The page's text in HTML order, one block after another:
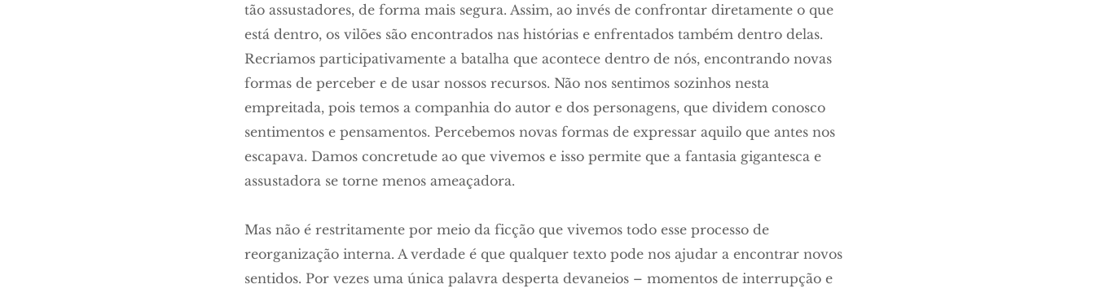
tão assustadores, de forma mais segura. Assim, ao invés de confrontar diretamente o que
está dentro, os vilões são encontrados nas histórias e enfrentados também dentro delas.
Recriamos participativamente a batalha que acontece dentro de nós, encontrando novas
formas de perceber e de usar nossos recursos. Não nos sentimos sozinhos nesta
empreitada, pois temos a companhia do autor e dos personagens, que dividem conosco
sentimentos e pensamentos. Percebemos novas formas de expressar aquilo que antes nos
escapava. Damos concretude ao que vivemos e isso permite que a fantasia gigantesca e
assustadora se torne menos ameaçadora.
Mas não é restritamente por meio da ficção que vivemos todo esse processo de
reorganização interna. A verdade é que qualquer texto pode nos ajudar a encontrar novos
sentidos. Por vezes uma única palavra desperta devaneios – momentos de interrupção e